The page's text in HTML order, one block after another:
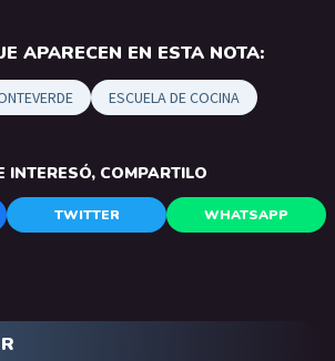
APARECEN EN ESTA NOTA:
ESCUELA DE COCINA
INTERESÓ, COMPARTILO
TWITTER WHATSAPP